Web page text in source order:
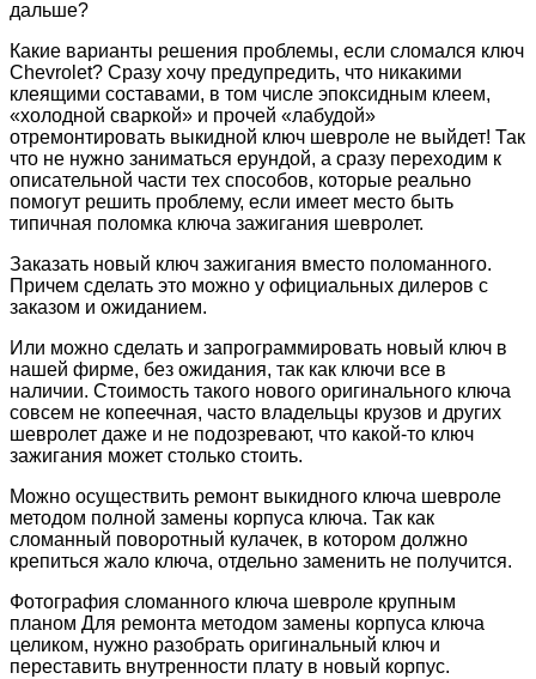
дальше?
Какие варианты решения проблемы, если сломался ключ
Chevrolet? Сразу хочу предупредить, что никакими
клеящими составами, в том числе эпоксидным клеем,
«холодной сваркой» и прочей «лабудой»
отремонтировать выкидной ключ шевроле не выйдет! Так
что не нужно заниматься ерундой, а сразу переходим к
описательной части тех способов, которые реально
помогут решить проблему, если имеет место быть
типичная поломка ключа зажигания шевролет.
Заказать новый ключ зажигания вместо поломанного.
Причем сделать это можно у официальных дилеров с
заказом и ожиданием.
Или можно сделать и запрограммировать новый ключ в
нашей фирме, без ожидания, так как ключи все в
наличии. Стоимость такого нового оригинального ключа
совсем не копеечная, часто владельцы крузов и других
шевролет даже и не подозревают, что какой-то ключ
зажигания может столько стоить.
Можно осуществить ремонт выкидного ключа шевроле
методом полной замены корпуса ключа. Так как
сломанный поворотный кулачек, в котором должно
крепиться жало ключа, отдельно заменить не получится.
Фотография сломанного ключа шевроле крупным
планом Для ремонта методом замены корпуса ключа
целиком, нужно разобрать оригинальный ключ и
переставить внутренности плату в новый корпус.